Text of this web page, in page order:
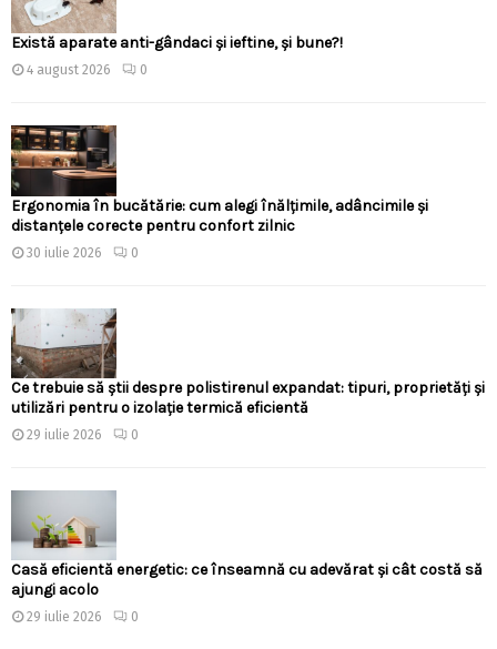
Există aparate anti-gândaci și ieftine, și bune?!
4 august 2026 0
Ergonomia în bucătărie: cum alegi înălțimile, adâncimile și
distanțele corecte pentru confort zilnic
30 iulie 2026 0
Ce trebuie să știi despre polistirenul expandat: tipuri, proprietăți și
utilizări pentru o izolație termică eficientă
29 iulie 2026 0
Casă eficientă energetic: ce înseamnă cu adevărat și cât costă să
ajungi acolo
29 iulie 2026 0